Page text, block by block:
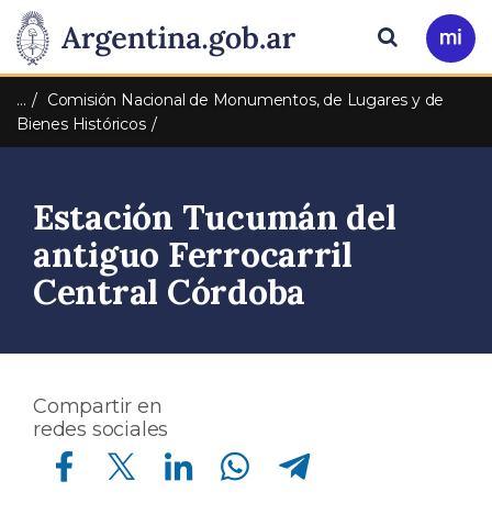
Presidencia
de
la
Pasar al contenido principal
Ir
a
Buscar
…
Comisión Nacional de Monumentos, de Lugares y de
Bienes Históricos
Estación Tucumán del
antiguo Ferrocarril
Central Córdoba
Compartir en
redes sociales
Compartir en Facebook Compartir en Twitter Compartir en Linkedin Compartir en Whatsapp Compartir en Telegram